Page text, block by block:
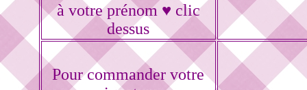
à votre prénom ♥ clic
dessus
Pour commander votre